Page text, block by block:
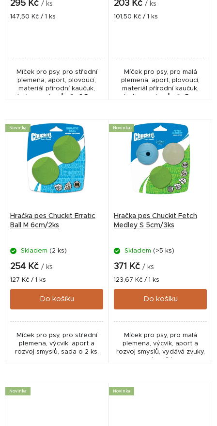
295 Kč / ks
Měrná
147,50 Kč / 1 ks
Míček pro psy, pro střední
plemena, aport, plovoucí,
materiál přírodní kaučuk,
203 Kč / ks
Měrná
101,50 Kč / 1 ks
Míček pro psy, pro malá
plemena, aport, plovoucí,
materiál přírodní kaučuk,
Novinka
Hračka pes Chuckit Erratic
Ball M 6cm/2ks
Skladem (2 ks)
254 Kč / ks
Měrná
cena:
127 Kč / 1 ks
Do košíku
Míček pro psy, pro střední
plemena, výcvik, aport a
rozvoj smyslů, sada o 2 ks.
Novinka
Hračka pes Chuckit Fetch
Medley S 5cm/3ks
Skladem (>5 ks)
371 Kč / ks
Měrná
cena:
123,67 Kč / 1 ks
Do košíku
Míček pro psy, pro malá
plemena, výcvik, aport a
rozvoj smyslů, vydává zvuky,
sada o 3 ks.
Novinka Novinka